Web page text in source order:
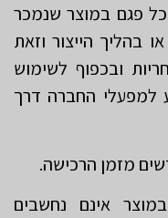
כל פגם במוצר שנמכר
בהליך הייצור וזאת
ובכפוף לשימוש
למפעלי החברה דרך
אינם נחשבים